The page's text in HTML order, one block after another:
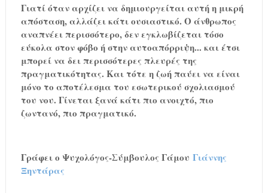
Γιατί όταν αρχίζει να δημιουργείται αυτή η μικρή
απόσταση, αλλάζει κάτι ουσιαστικό. Ο άνθρωπος
αναπνέει περισσότερο, δεν εγκλωβίζεται τόσο
εύκολα στον φόβο ή στην αυτοαπόρριψη... και έτσι
μπορεί να δει περισσότερες πλευρές της
πραγματικότητας. Και τότε η ζωή παύει να είναι
μόνο το αποτέλεσμα του εσωτερικού σχολιασμού
του νου. Γίνεται ξανά κάτι πιο ανοιχτό, πιο
ζωντανό, πιο πραγματικό.
Γράφει ο Ψυχολόγος-Σύμβουλος Γάμου Γιάννης
Ξηντάρας